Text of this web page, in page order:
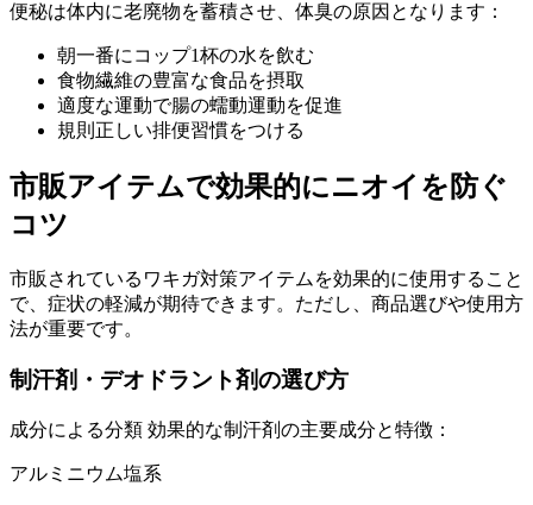
便秘は体内に老廃物を蓄積させ、体臭の原因となります：
朝一番にコップ1杯の水を飲む
食物繊維の豊富な食品を摂取
適度な運動で腸の蠕動運動を促進
規則正しい排便習慣をつける
市販アイテムで効果的にニオイを防ぐ
コツ
市販されているワキガ対策アイテムを効果的に使用すること
で、症状の軽減が期待できます。ただし、商品選びや使用方
法が重要です。
制汗剤・デオドラント剤の選び方
成分による分類 効果的な制汗剤の主要成分と特徴：
アルミニウム塩系